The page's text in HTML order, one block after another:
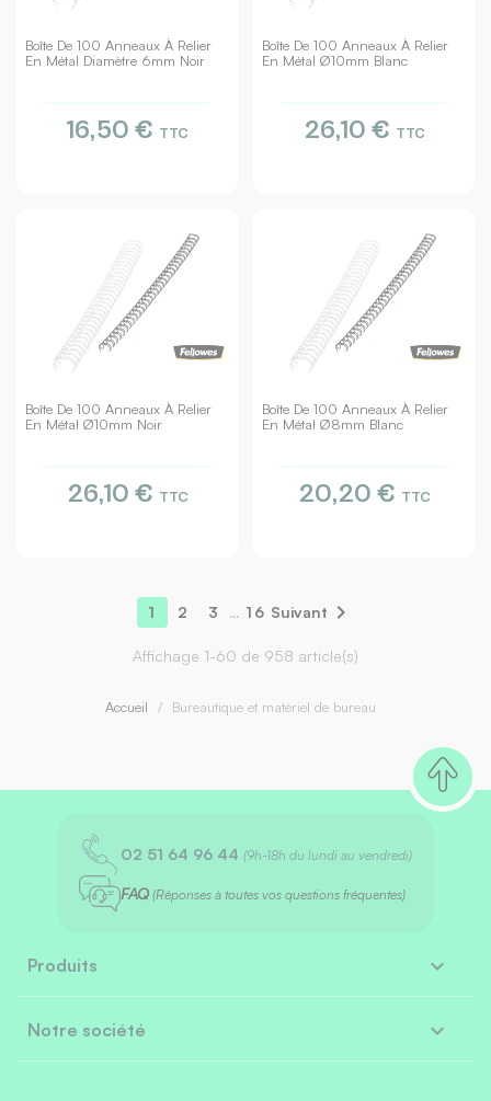
Accueil Bureautique et matériel de bureau
Boîte De 100 Anneaux À Relier
En Métal Diamètre 6mm Noir
16,50 € TTC
Boîte De 100 Anneaux À Relier
En Métal Ø10mm Blanc
26,10 € TTC
Boîte De 100 Anneaux À Relier
En Métal Ø10mm Noir
26,10 € TTC
Boîte De 100 Anneaux À Relier
En Métal Ø8mm Blanc
20,20 € TTC
Affichage 1-60 de 958 article(s)
1 2 3 … 16 Suivant 
02 51 64 96 44 (9h-18h du lundi au vendredi)
FAQ (Réponses à toutes vos questions fréquentes)
Produits 
Notre société 